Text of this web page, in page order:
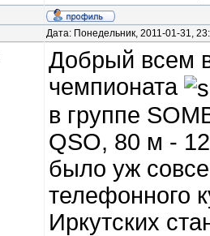
Дата: Понедельник, 2011-01-31,
Добрый всем
чемпионата
в группе
QSO, 80 м -
было уж
телефонного
Иркутских